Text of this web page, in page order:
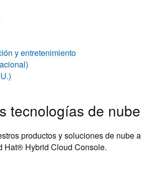
y entretenimiento
tecnologías de nube
productos y soluciones de nube a
Hat® Hybrid Cloud Console.